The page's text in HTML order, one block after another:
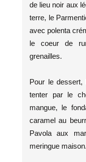
de lieu noir aux
terre, le
avec polenta
le coeur de
grenailles.
Pour le
tenter par le
mangue, le
caramel au
Pavola aux
meringue maison.